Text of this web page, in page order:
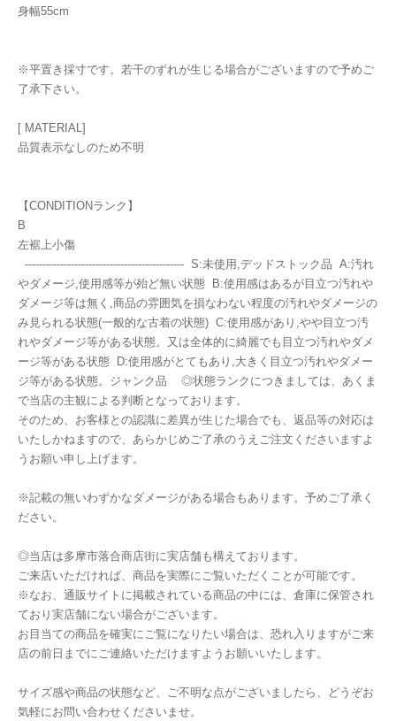
身幅55cm
※平置き採寸です。若干のずれが生じる場合がございますので予めご
了承下さい。
[ MATERIAL]
品質表示なしのため不明
【CONDITIONランク】
B
左裾上小傷
--------------------------------------------- S:未使用,デッドストック品 A:汚れ
やダメージ,使用感等が殆ど無い状態 B:使用感はあるが目立つ汚れや
ダメージ等は無く,商品の雰囲気を損なわない程度の汚れやダメージの
み見られる状態(一般的な古着の状態) C:使用感があり,やや目立つ汚
れやダメージ等がある状態。又は全体的に綺麗でも目立つ汚れやダメ
ージ等がある状態 D:使用感がとてもあり,大きく目立つ汚れやダメー
ジ等がある状態。ジャンク品 ◎状態ランクにつきましては、あくま
で当店の主観による判断となっております。
そのため、お客様との認識に差異が生じた場合でも、返品等の対応は
いたしかねますので、あらかじめご了承のうえご注文くださいますよ
うお願い申し上げます。
※記載の無いわずかなダメージがある場合もあります。予めご了承く
ださい。
◎当店は多摩市落合商店街に実店舗も構えております。
ご来店いただければ、商品を実際にご覧いただくことが可能です。
※なお、通販サイトに掲載されている商品の中には、倉庫に保管され
ており実店舗にない場合がございます。
お目当ての商品を確実にご覧になりたい場合は、恐れ入りますがご来
店の前日までにご連絡いただけますようお願いいたします。
サイズ感や商品の状態など、ご不明な点がございましたら、どうぞお
気軽にお問い合わせくださいませ。